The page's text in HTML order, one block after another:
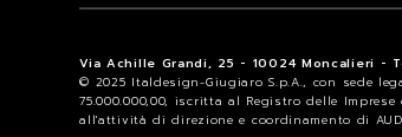
Via Achille Grandi, 25 - 10024 Moncalieri -
© 2025 Italdesign-Giugiaro S.p.A., con sede
75.000.000,00, iscritta al Registro delle
all'attività di direzione e coordinamento di